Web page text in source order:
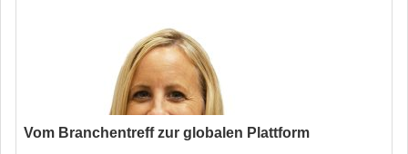
Vom Branchentreff zur globalen Plattform